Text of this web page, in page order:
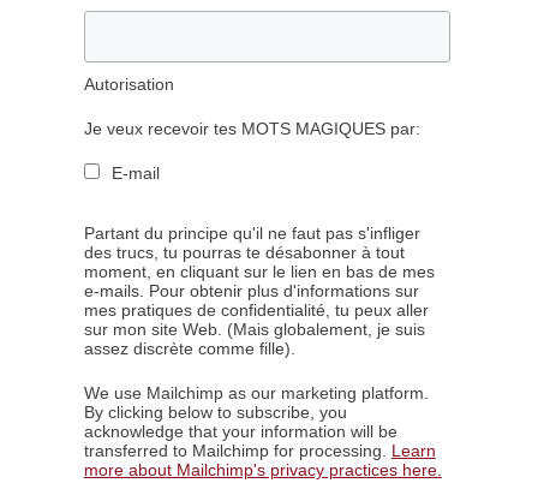
Autorisation
Je veux recevoir tes MOTS MAGIQUES par:
E-mail
Partant du principe qu'il ne faut pas s'infliger
des trucs, tu pourras te désabonner à tout
moment, en cliquant sur le lien en bas de mes
e-mails. Pour obtenir plus d'informations sur
mes pratiques de confidentialité, tu peux aller
sur mon site Web. (Mais globalement, je suis
assez discrète comme fille).
We use Mailchimp as our marketing platform.
By clicking below to subscribe, you
acknowledge that your information will be
transferred to Mailchimp for processing. Learn
more about Mailchimp's privacy practices here.